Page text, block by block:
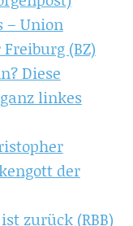
– Union
(BZ)
Diese
linkes
der
zurück (RBB)